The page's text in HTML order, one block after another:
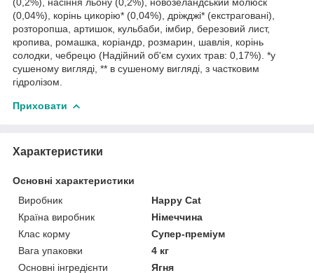
(0,04%), корінь цикорію* (0,04%), дріжджі* (екстраговані),
розторопша, артишок, кульбаби, імбир, березовий лист,
кропива, ромашка, коріандр, розмарин, шавлія, корінь
солодки, чебрецю (Надійний об'єм сухих трав: 0,17%). *у
сушеному вигляді, ** в сушеному вигляді, з частковим
гідролізом.
Приховати
Характеристики
Основні характеристики
Виробник
Happy Cat
Країна виробник
Німеччина
Клас корму
Супер-преміум
Вага упаковки
4 кг
Основні інгредієнти
Ягня